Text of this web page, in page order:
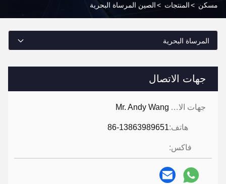
مسكن >المنتجات >الصين المرساة البحرية
جهات الاتصال
جهات الاتصال: Mr. Andy Wang
هاتف:86-13863989651
فاكس:
المرساة البحرية